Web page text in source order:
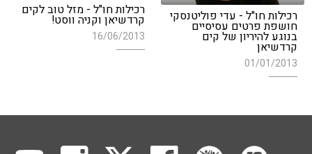
רכילות חו"ל - מזל טוב לקים
קרדשיאן וקניה ווסט!
16/06/2013
רכילות חו"ל - עדי פוליטנסקי
חושפת פרטים עסיסיים
בנוגע להיריון של קים
קרדשיאן
01/01/2013